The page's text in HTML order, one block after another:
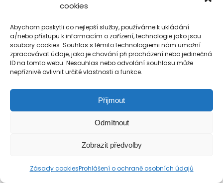
cookies
Abychom poskytli co nejlepší služby, používáme k ukládání
a/nebo přístupu k informacím o zařízení, technologie jako jsou
soubory cookies. Souhlas s těmito technologiemi nám umožní
zpracovávat údaje, jako je chování při procházení nebo jedinečná
ID na tomto webu. Nesouhlas nebo odvolání souhlasu může
nepříznivě ovlivnit určité vlastnosti a funkce.
Přijmout
Odmítnout
Zobrazit předvolby
Zásady cookiesProhlášení o ochraně osobních údajů
Copyright 2019-2026 Alfa Human Service
/ TM Servis - the technical motion s.r.o.